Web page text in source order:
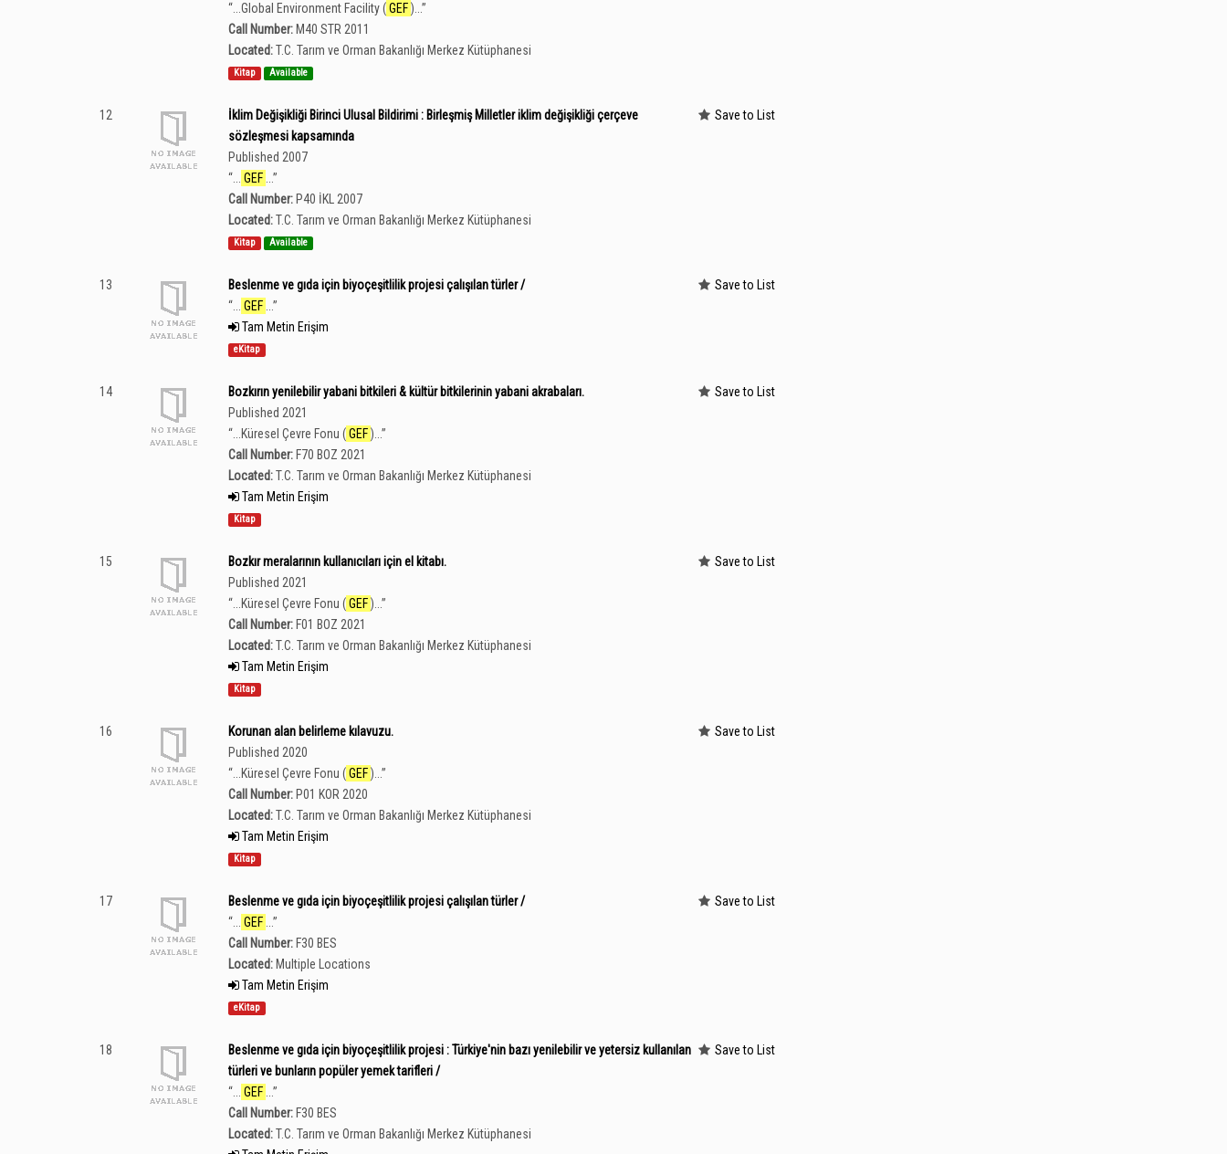
“ ...Global Environment Facility (GEF )... ”
Call Number: M40 STR 2011
Located:T.C. Tarım ve Orman Bakanlığı Merkez Kütüphanesi
Kitap Available
12
İklim Değişikliği Birinci Ulusal Bildirimi : Birleşmiş Milletler iklim değişikliği çerçeve
sözleşmesi kapsamında
Published 2007
“
GEF
”
Call Number: P40 İKL 2007
Located:T.C. Tarım ve Orman Bakanlığı Merkez Kütüphanesi
Kitap Available
Save to List
13
Beslenme ve gıda için biyoçeşitlilik projesi çalışılan türler /
“
GEF
”
Tam Metin Erişim
eKitap
Save to List
14
Bozkırın yenilebilir yabani bitkileri & kültür bitkilerinin yabani akrabaları.
Published 2021
“ ...Küresel Çevre Fonu (GEF )... ”
Call Number: F70 BOZ 2021
Located:T.C. Tarım ve Orman Bakanlığı Merkez Kütüphanesi
Tam Metin Erişim
Kitap
Save to List
15
Bozkır meralarının kullanıcıları için el kitabı.
Published 2021
“ ...Küresel Çevre Fonu (GEF )... ”
Call Number: F01 BOZ 2021
Located:T.C. Tarım ve Orman Bakanlığı Merkez Kütüphanesi
Tam Metin Erişim
Kitap
Save to List
16
Korunan alan belirleme kılavuzu.
Published 2020
“ ...Küresel Çevre Fonu (GEF )... ”
Call Number: P01 KOR 2020
Located:T.C. Tarım ve Orman Bakanlığı Merkez Kütüphanesi
Tam Metin Erişim
Kitap
Save to List
17
Beslenme ve gıda için biyoçeşitlilik projesi çalışılan türler /
“
GEF
”
Call Number: F30 BES
Located: Multiple Locations
Tam Metin Erişim
eKitap
Save to List
18
Beslenme ve gıda için biyoçeşitlilik projesi : Türkiye'nin bazı yenilebilir ve yetersiz kullanılan
türleri ve bunların popüler yemek tarifleri /
“
GEF
”
Call Number: F30 BES
Located:T.C. Tarım ve Orman Bakanlığı Merkez Kütüphanesi
Save to List